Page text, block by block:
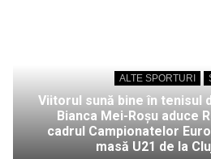
ALTE SPORTURI
Viitorul sună bine în tenisul
Bianca Mei-Roșu aduce
cadrul Campionatelor
masă U21 de la